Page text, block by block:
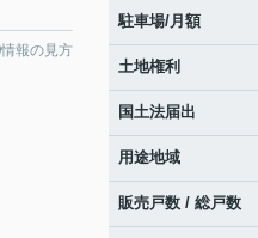
情報の見方
駐車場/月額
土地権利
国土法届出
用途地域
販売戸数 / 総戸数